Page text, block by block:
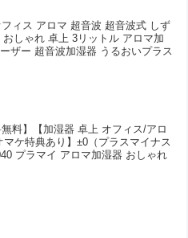
ィス アロマ 超音波 超音波式 しず
しゃれ 卓上 3リットル アロマ加
ザー 超音波加湿器 うるおいプラス
料】【加湿器 卓上 オフィス/アロ
ケ特典あり】±0（プラスマイナス
プラマイ アロマ加湿器 おしゃれ